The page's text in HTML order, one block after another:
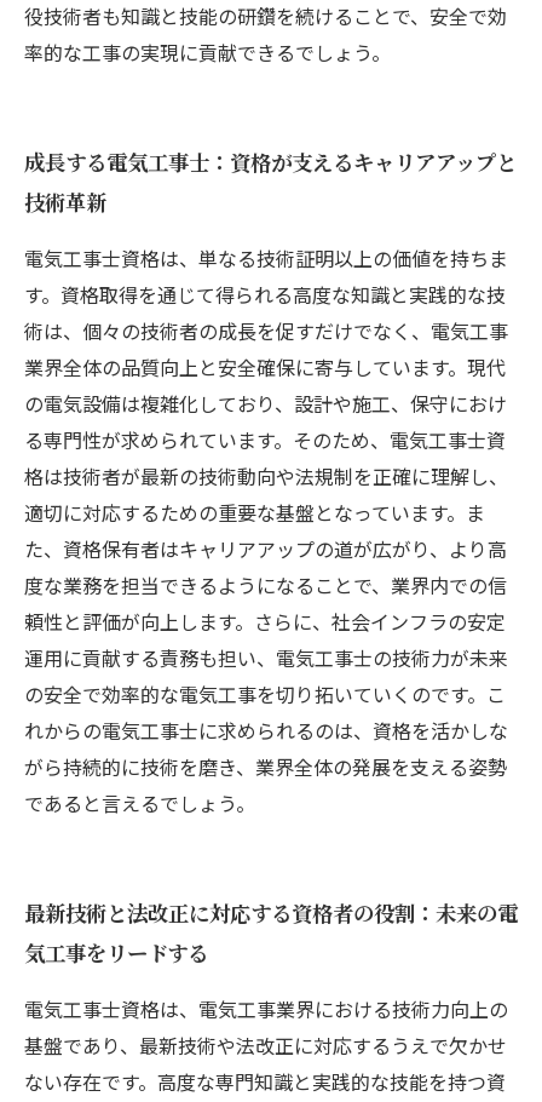
役技術者も知識と技能の研鑽を続けることで、安全で効
率的な工事の実現に貢献できるでしょう。
成長する電気工事士：資格が支えるキャリアアップと
技術革新
電気工事士資格は、単なる技術証明以上の価値を持ちま
す。資格取得を通じて得られる高度な知識と実践的な技
術は、個々の技術者の成長を促すだけでなく、電気工事
業界全体の品質向上と安全確保に寄与しています。現代
の電気設備は複雑化しており、設計や施工、保守におけ
る専門性が求められています。そのため、電気工事士資
格は技術者が最新の技術動向や法規制を正確に理解し、
適切に対応するための重要な基盤となっています。ま
た、資格保有者はキャリアアップの道が広がり、より高
度な業務を担当できるようになることで、業界内での信
頼性と評価が向上します。さらに、社会インフラの安定
運用に貢献する責務も担い、電気工事士の技術力が未来
の安全で効率的な電気工事を切り拓いていくのです。こ
れからの電気工事士に求められるのは、資格を活かしな
がら持続的に技術を磨き、業界全体の発展を支える姿勢
であると言えるでしょう。
最新技術と法改正に対応する資格者の役割：未来の電
気工事をリードする
電気工事士資格は、電気工事業界における技術力向上の
基盤であり、最新技術や法改正に対応するうえで欠かせ
ない存在です。高度な専門知識と実践的な技能を持つ資